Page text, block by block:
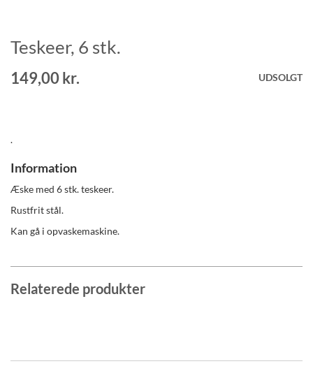
Gå
til
starten
af
Teskeer, 6 stk.
149,00 kr. UDSOLGT
.
Information
Æske med 6 stk. teskeer.
Rustfrit stål.
Kan gå i opvaskemaskine.
Relaterede produkter